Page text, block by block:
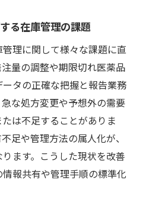
剤薬局の経営を支える理
理が無駄なコストを防ぐ
か正しく知ろう
不動在庫の定義と特徴
が生じる背景を解説
庫が残る原因を考察
営に与える課題を知る
庫対策の重要性について
る在庫管理の課題
理に関して様々な課題に直
量の調整や期限切れ医薬品
タの正確な把握と報告業務
な処方変更や予想外の需要
は不足することがありま
足や管理方法の属人化が、
ます。こうした現状を改善
報共有や管理手順の標準化